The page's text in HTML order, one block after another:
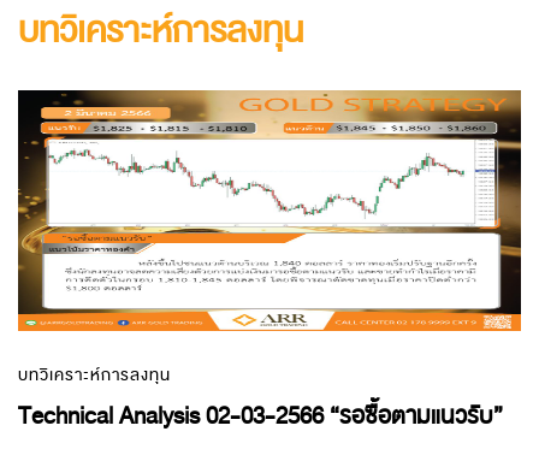
บทวิเคราะห์การลงทุน
บทวิเคราะห์การลงทุน
Technical Analysis 02-03-2566 “รอซื้อตามแนวรับ”